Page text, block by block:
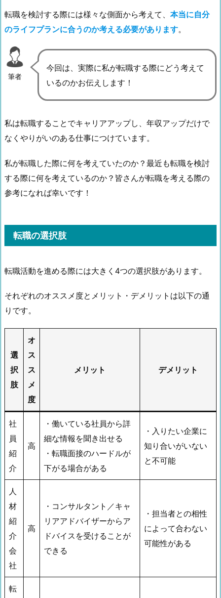
転職を検討する際には様々な側面から考えて、 本当に自分
のライフプランに合うのか考える必要があります。
筆者
今回は、実際に私が転職する際にどう考えて
いるのかお伝えします！
私は転職することでキャリアアップし、年収アップだけで
なくやりがいのある仕事につけています。
私が転職した際に何を考えていたのか？最近も転職を検討
する際に何を考えているのか？皆さんが転職を考える際の
参考になれば幸いです！
転職の選択肢
転職活動を進める際には大きく4つの選択肢があります。
それぞれのオススメ度とメリット・デメリットは以下の通
りです。
選
択
肢
オ
ス
ス
メ
度
メリット デメリット
社
員
紹
介
高
・働いている社員から詳
細な情報を聞き出せる
・転職面接のハードルが
下がる場合がある
・入りたい企業に
知り合いがいない
と不可能
人
材
紹
介
会
社
高
・コンサルタント／キャ
リアアドバイザーからア
ドバイスを受けることが
できる
・担当者との相性
によって合わない
可能性がある
転